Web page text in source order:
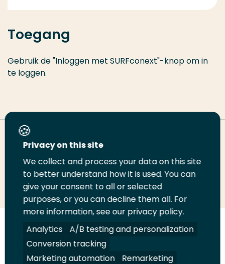
Toegang
Gebruik de "Inloggen met SURFconext"-knop om in
te loggen.
Deel deze pagina
Deel
LinkedIn
Deel
op
Twitter
Deel
op
Facebook
Email
deze
pagina
Print
deze
pagina
Volg
ons
op
Volg
ons
op
Volg
ons
op
Volg
ons
op
Juridisch Security A-Z Index Contact
Privacy on this site
We collect and process your data on this site
to better understand how it is used. You can
give your consent to all or selected
purposes, or you can decline them all. For
more information, see our privacy policy.
Analytics
A/B testing and personalization
Conversion tracking
Marketing automation
Remarketing